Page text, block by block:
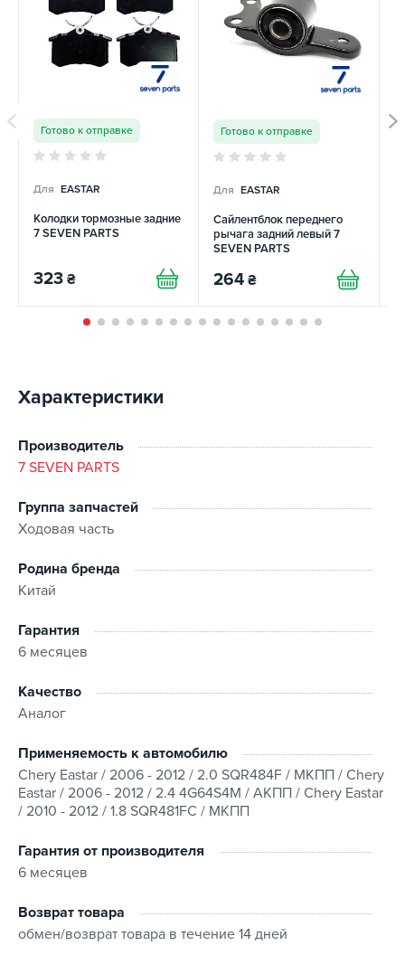
Готово к отправке
Для EASTAR
Колодки тормозные задние
7 SEVEN PARTS
323 ₴
Готово к отправке
Для EASTAR
Сайлентблок переднего
рычага задний левый 7
SEVEN PARTS
264 ₴
Характеристики
Производитель
7 SEVEN PARTS
Группа запчастей
Ходовая часть
Родина бренда
Китай
Гарантия
6 месяцев
Качество
Аналог
Применяемость к автомобилю
Chery Eastar / 2006 - 2012 / 2.0 SQR484F / МКПП / Chery
Eastar / 2006 - 2012 / 2.4 4G64S4M / АКПП / Chery Eastar
/ 2010 - 2012 / 1.8 SQR481FC / МКПП
Гарантия от производителя
6 месяцев
Возврат товара
обмен/возврат товара в течение 14 дней